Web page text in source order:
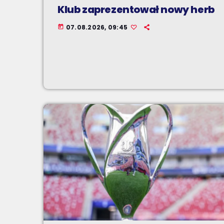
Klub zaprezentował nowy herb
today 07.08.2026, 09:45